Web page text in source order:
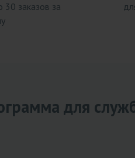
30 заказов за
для